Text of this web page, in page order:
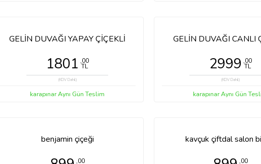
3579,00
(KDV Dahil)
5300,00
(KDV Dahil)